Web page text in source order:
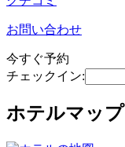
お問い合わせ
今すぐ予約
チェックイン:
ホテルマップ